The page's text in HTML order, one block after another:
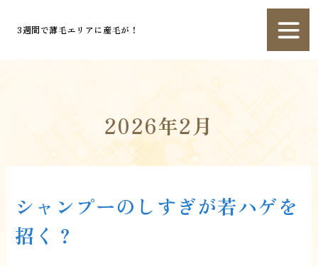
3週間で薄毛エリアに産毛が！
2026年2月
シャンプーのしすぎが若ハゲを
招く？